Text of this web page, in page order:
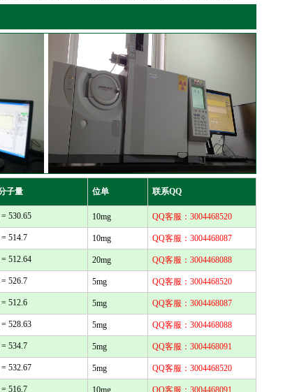
子量 位单 联系QQ
= 530.65 10mg QQ客服：3004468520
= 514.7 10mg QQ客服：3004468087
= 512.64 20mg QQ客服：3004468088
= 526.7 5mg QQ客服：3004468520
= 512.6 5mg QQ客服：3004468087
= 528.63 5mg QQ客服：3004468088
= 534.7 5mg QQ客服：3004468091
= 532.67 5mg QQ客服：3004468520
= 516.7 10mg QQ客服：3004468091